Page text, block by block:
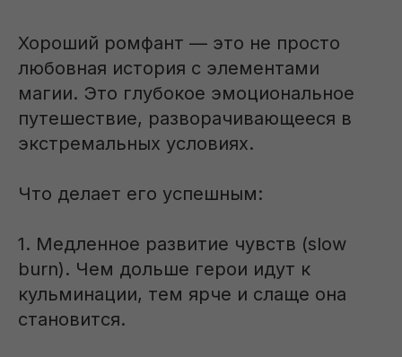
Хороший ромфант — это не просто
любовная история с элементами
магии. Это глубокое эмоциональное
путешествие, разворачивающееся в
экстремальных условиях.
Что делает его успешным:
1. Медленное развитие чувств (slow
burn). Чем дольше герои идут к
кульминации, тем ярче и слаще она
становится.